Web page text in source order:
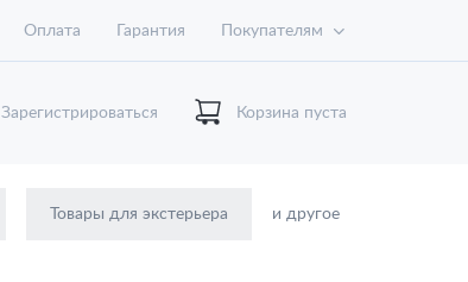
Оплата Гарантия Покупателям
Зарегистрироваться Корзина пуста
Товары для экстерьера и другое